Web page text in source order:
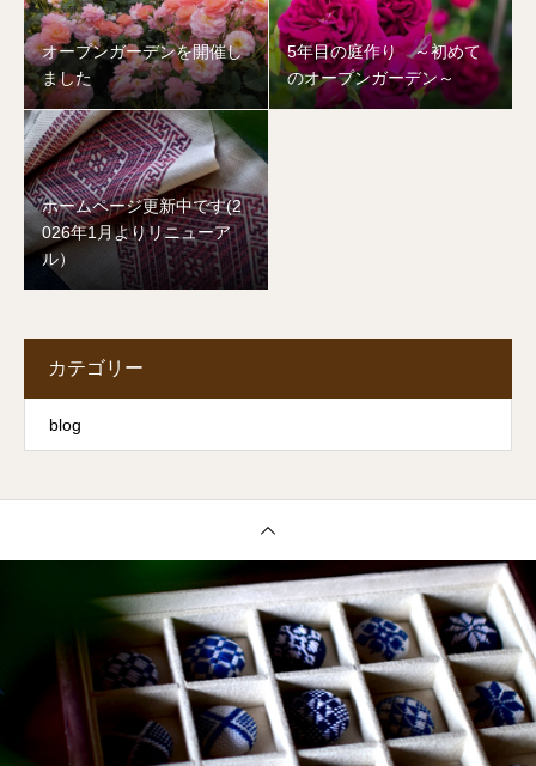
オープンガーデンを開催し
ました
5年目の庭作り ～初めて
のオープンガーデン～
ホームページ更新中です(2
026年1月よりリニューア
ル）
カテゴリー
blog